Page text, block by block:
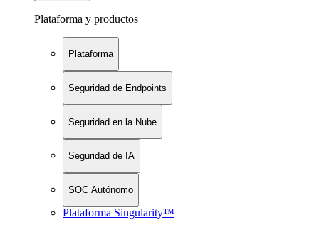
Plataforma y productos
Plataforma
Seguridad de Endpoints
Seguridad en la Nube
Seguridad de IA
SOC Autónomo
Plataforma Singularity™